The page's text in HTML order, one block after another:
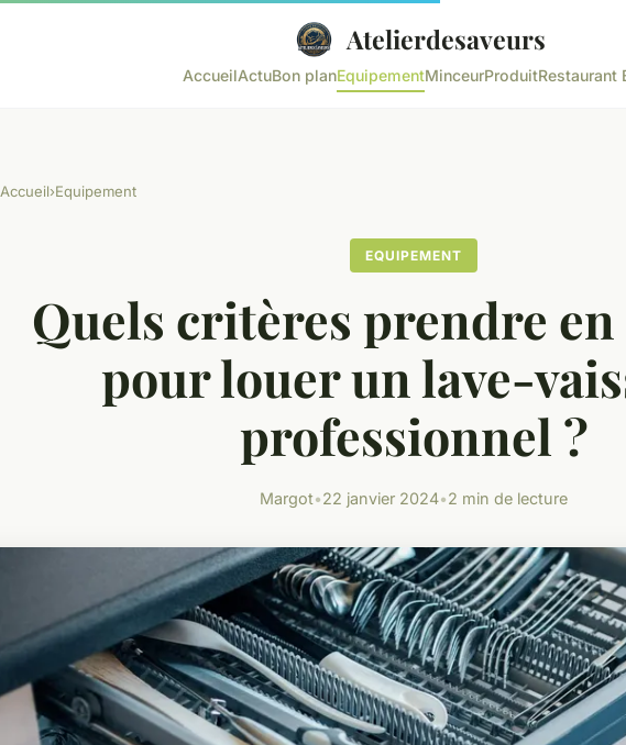
Atelierdesaveurs
AccueilActuBon planEquipementMinceurProduitRestaurant
Accueil›Equipement
EQUIPEMENT
Quels critères prendre
pour louer un lave-
professionnel ?
Margot•22 janvier 2024•2 min de lecture